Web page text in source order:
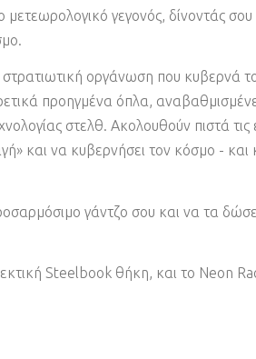
γεγονός, δίνοντάς
οργάνωση που κυβερνά
προηγμένα όπλα,
στελθ. Ακολουθούν πιστά τις
και να κυβερνήσει τον κόσμο - και
γάντζο σου και να τα
Steelbook θήκη, και το Neon